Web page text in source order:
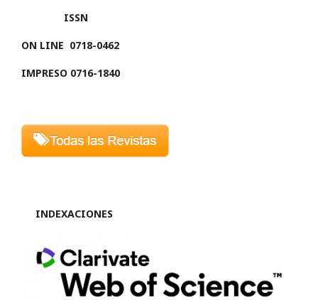
ISSN
ON LINE 0718-0462
IMPRESO 0716-1840
INDEXACIONES